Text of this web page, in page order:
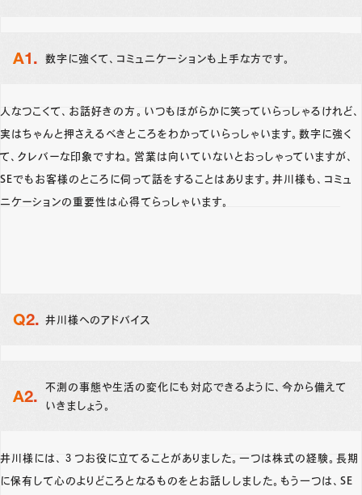
数字に強くて、コミュニケーションも上手な方です。
人なつこくて、お話好きの方。いつもほがらかに笑っていらっしゃるけれど、
実はちゃんと押さえるべきところをわかっていらっしゃいます。数字に強く
て、クレバーな印象ですね。営業は向いていないとおっしゃっていますが、
SEでもお客様のところに伺って話をすることはあります。井川様も、コミュ
ニケーションの重要性は心得てらっしゃいます。
井川様へのアドバイス
不測の事態や生活の変化にも対応できるように、今から備えて
いきましょう。
井川様には、３つお役に立てることがありました。一つは株式の経験。長期
に保有して心のよりどころとなるものをとお話ししました。もう一つは、SE